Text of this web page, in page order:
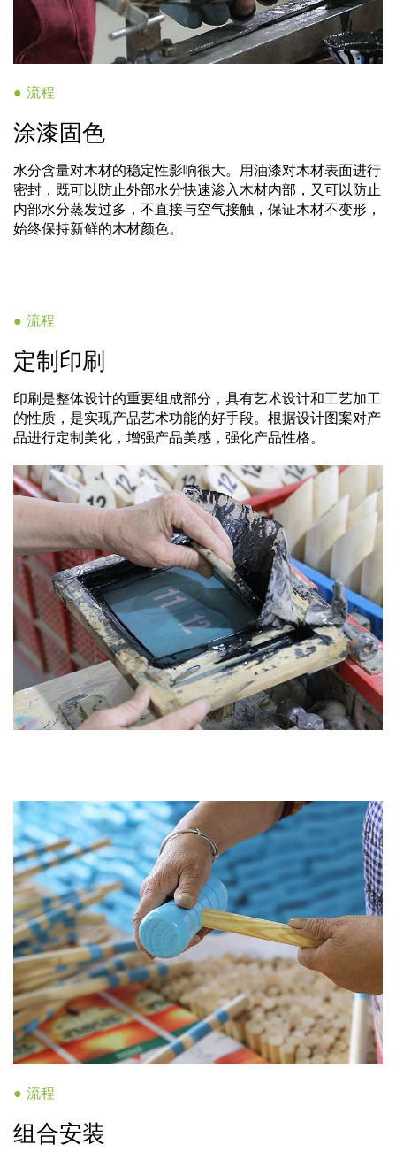
● 流程
涂漆固色
水分含量对木材的稳定性影响很大。用油漆对木材表面进行
密封，既可以防止外部水分快速渗入木材内部，又可以防止
内部水分蒸发过多，不直接与空气接触，保证木材不变形，
始终保持新鲜的木材颜色。
● 流程
定制印刷
印刷是整体设计的重要组成部分，具有艺术设计和工艺加工
的性质，是实现产品艺术功能的好手段。根据设计图案对产
品进行定制美化，增强产品美感，强化产品性格。
● 流程
组合安装